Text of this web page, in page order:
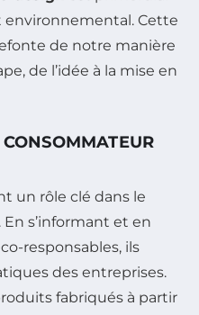
Cette
de notre manière
de l’idée à la mise en
un rôle clé dans le
s’informant et en
responsables, ils
des entreprises.
fabriqués à partir